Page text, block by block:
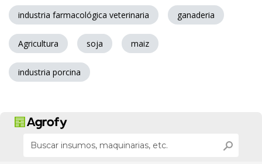
industria farmacológica veterinaria ganaderia
Agricultura soja maiz
industria porcina